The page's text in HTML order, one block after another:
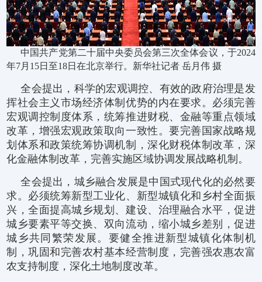
中国共产党第二十届中央委员会第三次全体会议，于2024
年7月15日至18日在北京举行。新华社记者 岳月伟 摄
全会提出，科学的宏观调控、有效的政府治理是发
挥社会主义市场经济体制优势的内在要求。必须完善
宏观调控制度体系，统筹推进财税、金融等重点领域
改革，增强宏观政策取向一致性。要完善国家战略规
划体系和政策统筹协调机制，深化财税体制改革，深
化金融体制改革，完善实施区域协调发展战略机制。
全会提出，城乡融合发展是中国式现代化的必然要
求。必须统筹新型工业化、新型城镇化和乡村全面振
兴，全面提高城乡规划、建设、治理融合水平，促进
城乡要素平等交换、双向流动，缩小城乡差别，促进
城乡共同繁荣发展。要健全推进新型城镇化体制机
制，巩固和完善农村基本经营制度，完善强农惠农富
农支持制度，深化土地制度改革。